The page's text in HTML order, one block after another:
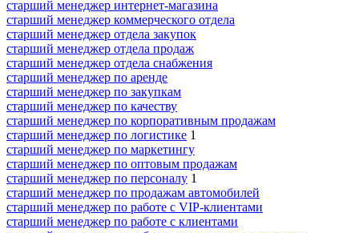
старший менеджер интернет-магазина
старший менеджер коммерческого отдела
старший менеджер отдела закупок
старший менеджер отдела продаж
старший менеджер отдела снабжения
старший менеджер по аренде
старший менеджер по закупкам
старший менеджер по качеству
старший менеджер по корпоративным продажам
старший менеджер по логистике 1
старший менеджер по маркетингу
старший менеджер по оптовым продажам
старший менеджер по персоналу 1
старший менеджер по продажам автомобилей
старший менеджер по работе с VIP-клиентами
старший менеджер по работе с клиентами